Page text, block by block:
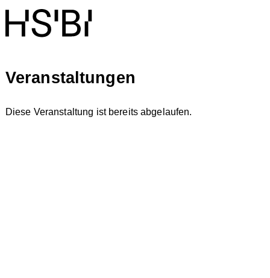
Veranstaltungen
Diese Veranstaltung ist bereits abgelaufen.